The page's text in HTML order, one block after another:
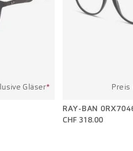
Gläser* Preis
RAY-BAN
CHF 318.00